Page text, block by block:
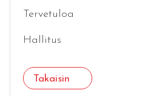
Tervetuloa
Hallitus
Takaisin